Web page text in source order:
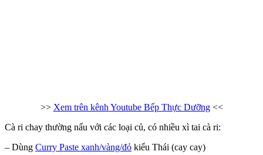
>> Xem trên kênh Youtube Bếp Thực Dưỡng<<
Cà ri chay thường nấu với các loại củ, có nhiều xì tai cà ri:
– Dùng Curry Paste xanh/vàng/đỏ kiểu Thái (cay cay)